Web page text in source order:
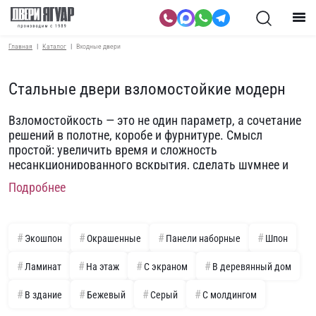
Главная Каталог Входные двери
Стальные двери взломостойкие модерн
Взломостойкость — это не один параметр, а сочетание
решений в полотне, коробе и фурнитуре. Смысл
простой: увеличить время и сложность
несанкционированного вскрытия, сделать шумнее и
заметнее любую попытку, сохранить
работоспособность замков при внешнем воздействии.
нейтральные оттенки.
Основу даёт силовой каркас из стали и наружный лист
достаточной толщины. Жёсткость повышают ребра и
усилители в зоне замков и петель. Важна схема
замыкания: не только главный цилиндровый
Подробнее
Экошпон Окрашенные Панели наборные Шпон
Ламинат На этаж С экраном В деревянный дом
В здание Бежевый Серый С молдингом